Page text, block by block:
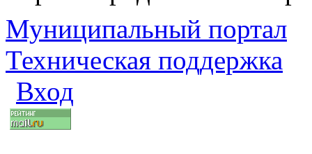
Муниципальный портал
Техническая поддержка
Вход